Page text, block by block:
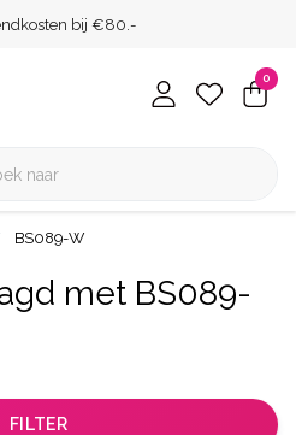
bij €80.-
0
BS089-W
met BS089-
FILTER